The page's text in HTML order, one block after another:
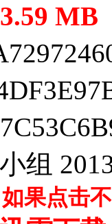
MB
组
果点击